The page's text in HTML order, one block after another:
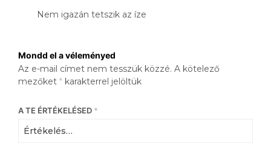
Nem igazán tetszik az íze
Mondd el a véleményed
Az e-mail címet nem tesszük közzé. A kötelező
mezőket * karakterrel jelöltük
A TE ÉRTÉKELÉSED *